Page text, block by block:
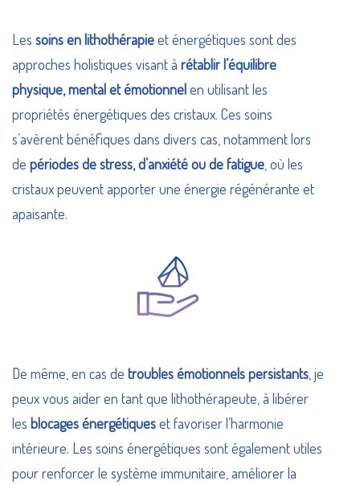
Les soins en lithothérapieet énergétiques sont des
approches holistiques visant à rétablir l’équilibre
physique, mental et émotionnelen utilisant les
propriétés énergétiques des cristaux. Ces soins
s’avèrent bénéfiques dans divers cas, notamment lors
de périodes de stress, d’anxiété ou de fatigue , où les
cristaux peuvent apporter une énergie régénérante et
apaisante.
De même, en cas de troubles émotionnels persistants , je
peux vous aider en tant que lithothérapeute, à libérer
les blocages énergétiqueset favoriser l’harmonie
intérieure. Les soins énergétiques sont également utiles
pour renforcer le système immunitaire, améliorer la